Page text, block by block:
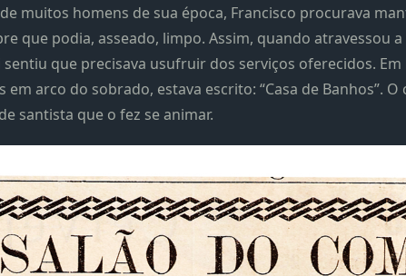
muitos homens de sua época, Francisco procurava
que podia, asseado, limpo. Assim, quando atravessou
sentiu que precisava usufruir dos serviços oferecidos.
arco do sobrado, estava escrito: “Casa de Banhos”.
santista que o fez se animar.